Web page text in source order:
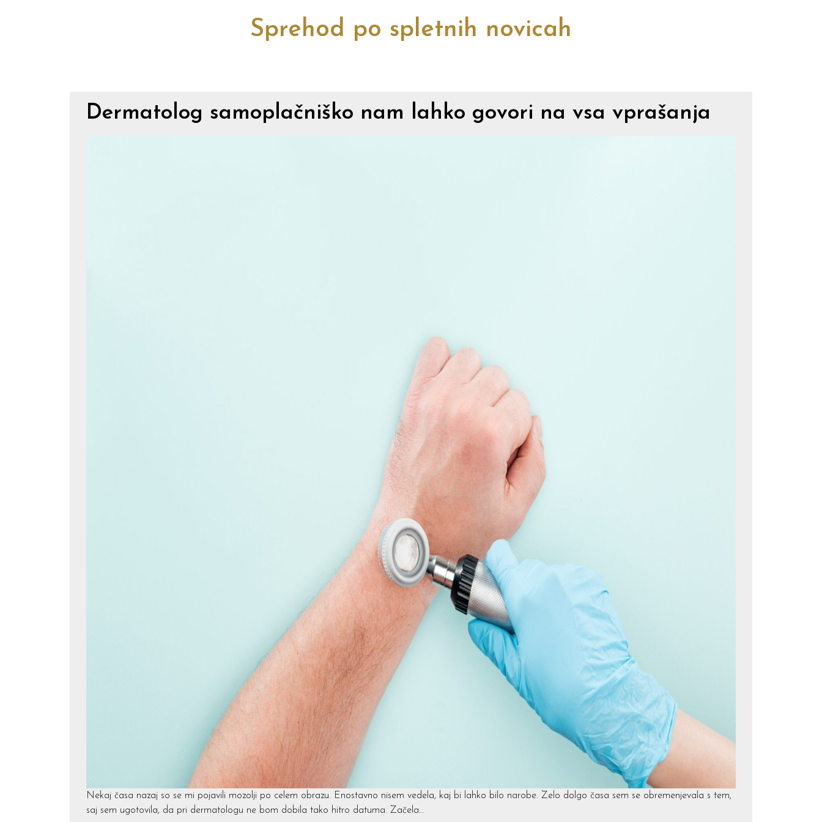
Sprehod po spletnih novicah
Dermatolog samoplačniško nam lahko govori na vsa vprašanja
Nekaj časa nazaj so se mi pojavili mozolji po celem obrazu. Enostavno nisem vedela, kaj bi lahko bilo narobe. Zelo dolgo časa sem se obremenjevala s tem,
saj sem ugotovila, da pri dermatologu ne bom dobila tako hitro datuma. Začela…